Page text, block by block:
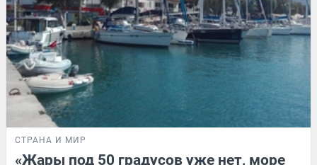
СТРАНА И МИР
«Жары под 50 градусов уже нет, море